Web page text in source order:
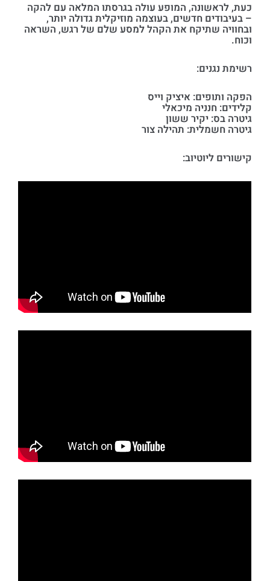
כעת, לראשונה, המופע עולה בגרסתו המלאה עם להקה
– בעיבודים חדשים, בעוצמה מוזיקלית גדולה יותר,
ובחוויה שתיקח את הקהל למסע שלם של רגש, השראה
וכוח.
רשימת נגנים:
הפקה ותופים: איציק וייס
קלידים: חנניה מיכאלי
גיטרה בס: יקיר ששון
גיטרה חשמלית: תהילה צור
קישורים ליוטיוב: